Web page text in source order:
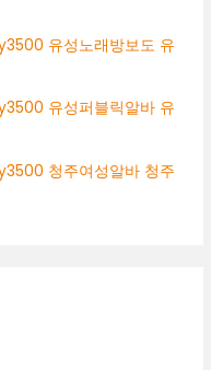
유성노래방보도 유
유성퍼블릭알바 유
청주여성알바 청주